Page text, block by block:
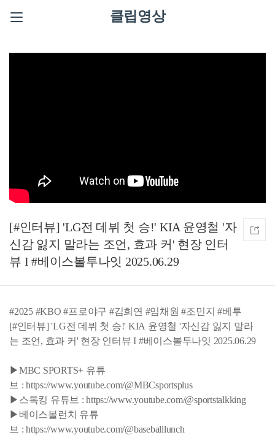
클립영상
[#인터뷰] 'LG전 데뷔 첫 승!' KIA 윤영철 '자
신감 잃지 말라는 조언, 효과 커' 현장 인터
뷰 I #베이스볼투나잇 2025.06.29
#2025 #KBO #프로야구 #김희연 #임채원 #조민지 #베투
[#인터뷰] 'LG전 데뷔 첫 승!' KIA 윤영철 '자신감 잃지 말라
는 조언, 효과 커' 현장 인터뷰 I #베이스볼투나잇 2025.06.29
▶MBC SPORTS+ 유튜
브 : https://www.youtube.com/@MBCsportsplus
▶스톡킹 유튜브 : https://www.youtube.com/@sportstalkking
▶베이스볼런치 유튜
브 : https://www.youtube.com/@baseballlunch